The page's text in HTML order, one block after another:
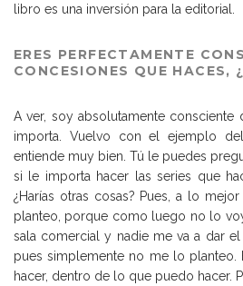
libro es una inversión para la editorial.
ERES PERFECTAMENTE
CONCESIONES QUE HACES,
A ver, soy absolutamente
importa. Vuelvo con el ejemplo
entiende muy bien. Tú le puedes
si le importa hacer las series que
¿Harías otras cosas? Pues, a lo
planteo, porque como luego no lo
sala comercial y nadie me va a dar
pues simplemente no me lo
hacer, dentro de lo que puedo hacer.